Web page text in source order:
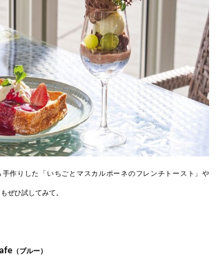
手作りした 「いちごとマスカルポーネのフレンチ トースト」や
もぜひ試してみて。
（ブルー）